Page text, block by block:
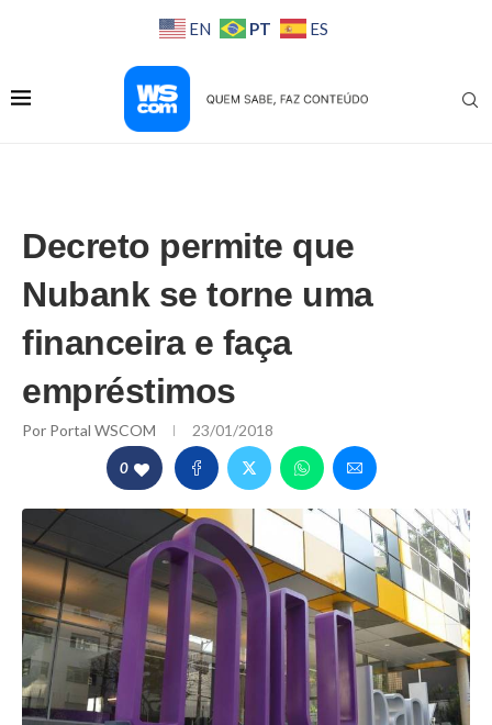
EN PT ES
Decreto permite que
Nubank se torne uma
financeira e faça
empréstimos
Por Portal WSCOM 23/01/2018
0